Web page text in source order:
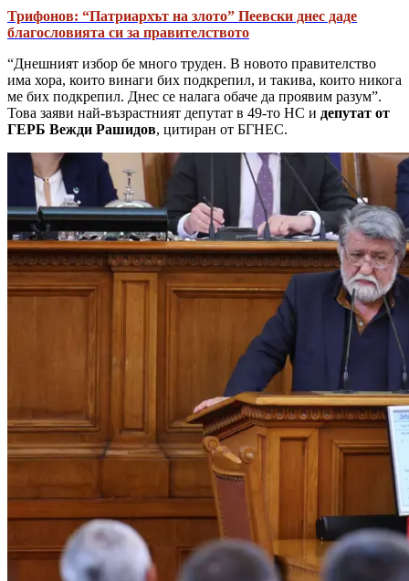
Трифонов: “Патриархът на злото” Пеевски днес даде
благословията си за правителството
“Днешният избор бе много труден. В новото правителство
има хора, които винаги бих подкрепил, и такива, които никога
ме бих подкрепил. Днес се налага обаче да проявим разум”.
Това заяви най-възрастният депутат в 49-то НС и депутат от
ГЕРБ Вежди Рашидов, цитиран от БГНЕС.